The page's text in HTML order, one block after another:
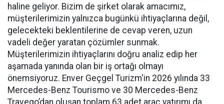
haline geliyor. Bizim de şirket olarak amacımız,
müşterilerimizin yalnızca bugünkü ihtiyaçlarına değil,
gelecekteki beklentilerine de cevap veren, uzun
vadeli değer yaratan çözümler sunmak.
Müşterilerimizin ihtiyaçlarını doğru analiz edip her
aşamada yanında olan bir iş ortağı olmayı
önemsiyoruz. Enver Geçgel Turizm'in 2026 yılında 33
Mercedes-Benz Tourismo ve 30 Mercedes-Benz
Travego’dan oluşan toplam 63 adet araç yatırımı da